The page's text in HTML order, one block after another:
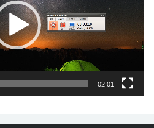
02:01